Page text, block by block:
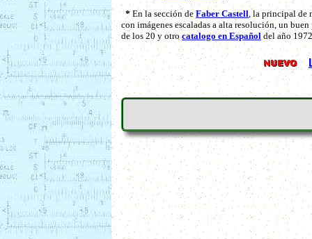
* En la sección de Faber Castell, la principal de
con imágenes escaladas a alta resolución, un
de los 20 y otrocatalogo en Español del año